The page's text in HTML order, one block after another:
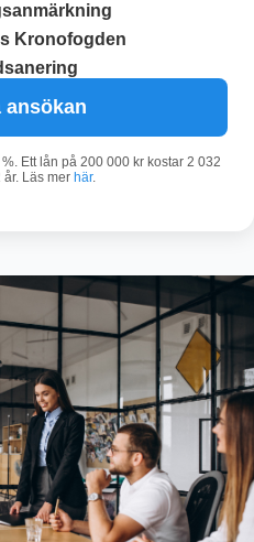
Kronofogden
ansökan
Ett lån på 200 000 kr kostar 2 032
år. Läs mer här.